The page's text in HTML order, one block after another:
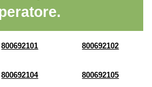
800692101 800692102
800692104 800692105